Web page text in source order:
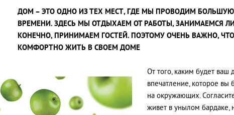
ДОМ – ЭТО ОДНО ИЗ ТЕХ МЕСТ, ГДЕ МЫ ПРОВОДИМ БОЛЬШУЮ
ВРЕМЕНИ. ЗДЕСЬ МЫ ОТДЫХАЕМ ОТ РАБОТЫ, ЗАНИМАЕМСЯ
КОНЕЧНО, ПРИНИМАЕМ ГОСТЕЙ. ПОЭТОМУ ОЧЕНЬ ВАЖНО,
КОМФОРТНО ЖИТЬ В СВОЕМ ДОМЕ
От того, каким будет ваш
впечатление, которое вы
на окружающих.
живет в унылом бардаке,